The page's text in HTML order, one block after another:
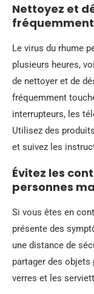
Nettoyez et
Le virus du rhume
plusieurs heures,
de nettoyer et de
fréquemment
interrupteurs, les
Utilisez des
et suivez les
Évitez les
personnes
Si vous êtes en
présente des
une distance de
partager des
verres et les